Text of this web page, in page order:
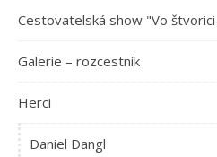
Cestovatelská show "Vo
Galerie – rozcestník
Herci
Daniel Dangl